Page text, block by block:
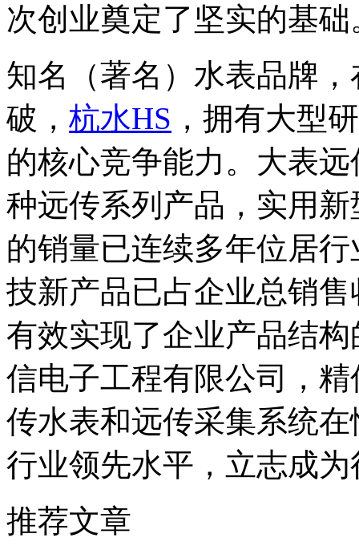
次创业奠定了坚实的基础
知名（著名）水表品牌
破， 杭水HS ，拥有大型
的核心竞争能力。大表
种远传系列产品，实用
的销量已连续多年位居
技新产品已占企业总销
有效实现了企业产品结
信电子工程有限公司，
传水表和远传采集系统
行业领先水平，立志成
推荐文章